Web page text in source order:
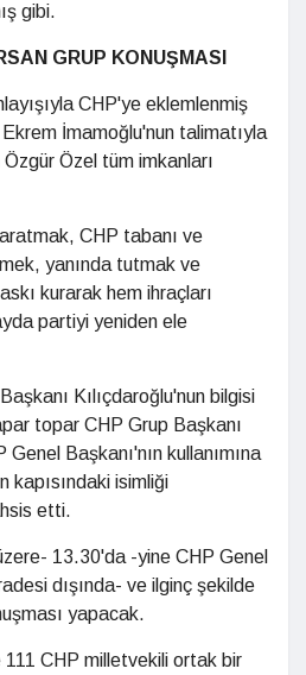
gibi.
GRUP KONUŞMASI
CHP'ye eklemlenmiş
İmamoğlu'nun talimatıyla
Özel tüm imkanları
CHP tabanı ve
yanında tutmak ve
kurarak hem ihraçları
partiyi yeniden ele
Kılıçdaroğlu'nun bilgisi
topar CHP Grup Başkanı
Başkanı'nın kullanımına
kapısındaki isimliği
etti.
13.30'da -yine CHP Genel
dışında- ve ilginç şekilde
yapacak.
CHP milletvekili ortak bir